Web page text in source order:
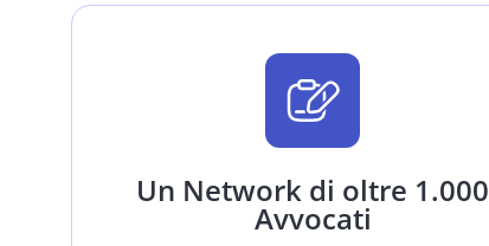
Un Network di oltre 1.000
Avvocati